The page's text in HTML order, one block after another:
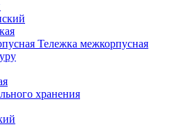
Тележка межкорпусная
хранения